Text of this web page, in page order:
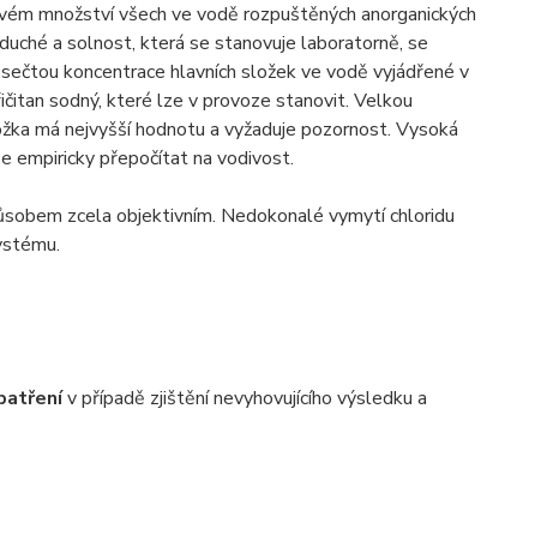
množství všech ve vodě rozpuštěných anorganických
a solnost, která se stanovuje laboratorně, se
koncentrace hlavních složek ve vodě vyjádřené v
sodný, které lze v provoze stanovit. Velkou
má nejvyšší hodnotu a vyžaduje pozornost. Vysoká
empiricky přepočítat na vodivost.
zcela objektivním. Nedokonalé vymytí chloridu
v případě zjištění nevyhovujícího výsledku a